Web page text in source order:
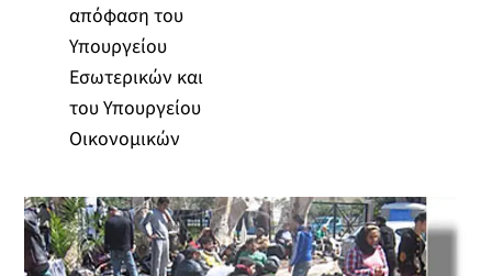
απόφαση του
Υπουργείου
Εσωτερικών και
του Υπουργείου
Οικονομικών